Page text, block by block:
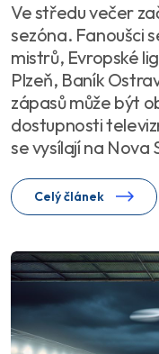
Ve středu večer
sezóna. Fanoušci
mistrů, Evropské
Plzeň, Baník
zápasů může být
dostupnosti
se vysílají na
Celý článek